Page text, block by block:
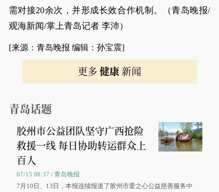
需对接20余次，并形成长效合作机制。（青岛晚报/
观海新闻/掌上青岛记者 李沛）
[来源：青岛晚报 编辑：孙宝震]
更多 健康新闻
青岛话题
胶州市公益团队坚守广西抢险
救援一线 每日协助转运群众上
百人
07/15 08:37 / 青岛晚报
7月10日、13日，本报连续报道了胶州市爱之心公益慈善服务中